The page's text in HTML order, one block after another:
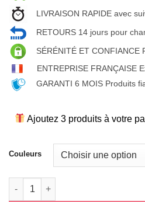
LIVRAISON RAPIDE avec
RETOURS 14 jours pour
SÉRÉNITÉ ET CONFIANCE
ENTREPRISE FRANÇAISE
GARANTI 6 MOIS Produits
Ajoutez 3 produits à votre
Couleurs
quantité de coque universelle